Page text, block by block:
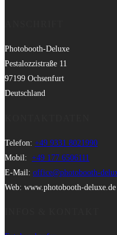
Photobooth-Deluxe
Pestalozzistraße 11
97199 Ochsenfurt
Deutschland
Telefon: +49 9331 8021990
Mobil: +49 177 6506111
E-Mail: office@photobooth-
Web: www.photobooth-deluxe.de